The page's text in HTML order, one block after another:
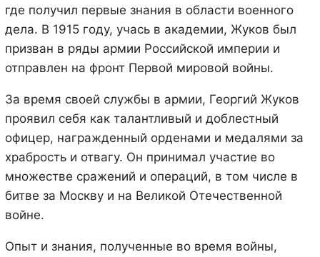
где получил первые знания в области военного
дела. В 1915 году, учась в академии, Жуков был
призван в ряды армии Российской империи и
отправлен на фронт Первой мировой войны.
За время своей службы в армии, Георгий Жуков
проявил себя как талантливый и доблестный
офицер, награжденный орденами и медалями за
храбрость и отвагу. Он принимал участие во
множестве сражений и операций, в том числе в
битве за Москву и на Великой Отечественной
войне.
Опыт и знания, полученные во время войны,